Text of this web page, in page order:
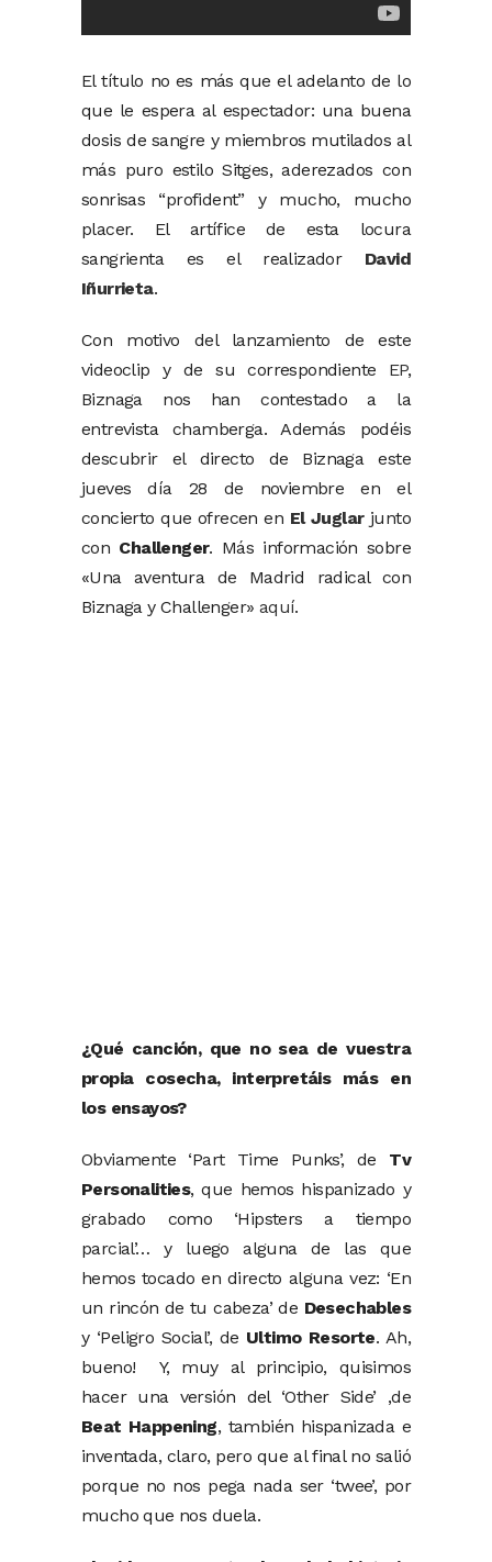
El título no es más que el adelanto de lo
que le espera al espectador: una buena
dosis de sangre y miembros mutilados al
más puro estilo Sitges, aderezados con
sonrisas “profident” y mucho, mucho
placer. El artífice de esta locura
sangrienta es el realizador David
Iñurrieta.
Con motivo del lanzamiento de este
videoclip y de su correspondiente EP,
Biznaga nos han contestado a la
entrevista chamberga. Además podéis
descubrir el directo de Biznaga este
jueves día 28 de noviembre en el
concierto que ofrecen en El Juglarjunto
con Challenger. Más información sobre
«Una aventura de Madrid radical con
Biznaga y Challenger» aquí.
¿Qué canción, que no sea de vuestra
propia cosecha, interpretáis más en
los ensayos?
Obviamente ‘Part Time Punks’, de Tv
Personalities, que hemos hispanizado y
grabado como ‘Hipsters a tiempo
parcial’… y luego alguna de las que
hemos tocado en directo alguna vez: ‘En
un rincón de tu cabeza’ de Desechables
y ‘Peligro Social’, de Ultimo Resorte. Ah,
bueno! Y, muy al principio, quisimos
hacer una versión del ‘Other Side’ ,de
Beat Happening, también hispanizada e
inventada, claro, pero que al final no salió
porque no nos pega nada ser ‘twee’, por
mucho que nos duela.